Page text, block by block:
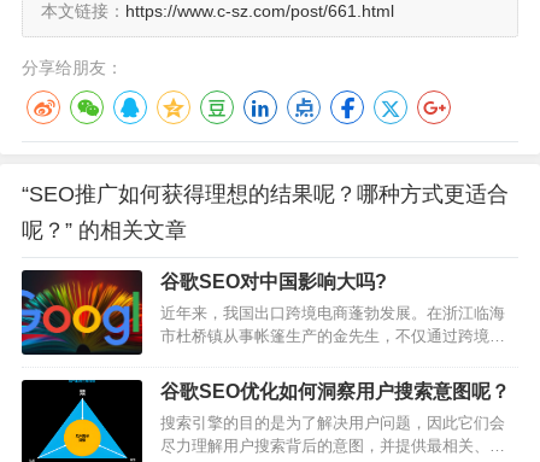
本文链接： https://www.c-sz.com/post/661.html
分享给朋友：
“SEO推广如何获得理想的结果呢？哪种方式更适合
呢？” 的相关文章
谷歌SEO对中国影响大吗?
近年来，我国出口跨境电商蓬勃发展。在浙江临海
市杜桥镇从事帐篷生产的金先生，不仅通过跨境电
现了从批发到零售的转变，还将销售从欧洲和美国
扩大到智利和中东及其他国家和地区。尤其是创立
品牌后，利润比之前成倍增长。（据《美联社》7月
8日报道）为世界加分，谷歌SEO助推中国外贸高质
谷歌SEO优化如何洞察用户搜索意图呢？
搜索引擎的目的是为了解决用户问题，因此它们会
尽力理解用户搜索背后的意图，并提供最相关、最